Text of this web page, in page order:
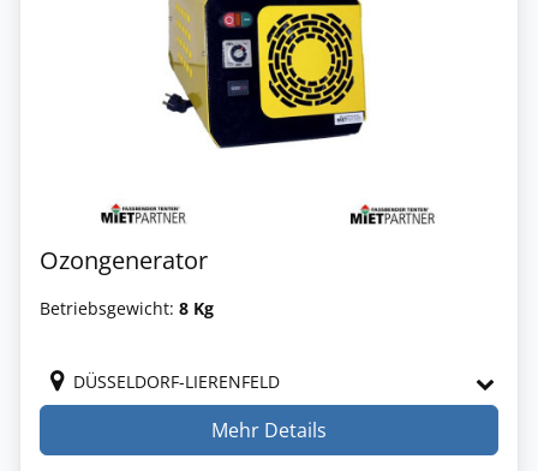
Ozongenerator
Betriebsgewicht: 8 Kg
DÜSSELDORF-LIERENFELD
Mehr Details